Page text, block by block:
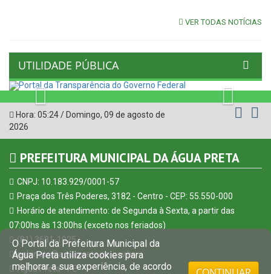
VER TODAS NOTÍCIAS
UTILIDADE PÚBLICA
Previous
Next
Hora: 05:24/ Domingo, 09 de agosto de
2026
PREFEITURA MUNICIPAL DA ÁGUA PRETA
CNPJ: 10.183.929/0001-57
Praça dos Três Poderes, 3182 - Centro - CEP: 55.550-000
Horário de atendimento: de Segunda à Sexta, a partir das
07:00hs às 13:00hs (exceto nos feriados)
(81) 3681-1925
gabinete@aguapreta.pe.gov.br
Água Preta - PE
O Portal da Prefeitura Municipal da
Água Preta utiliza cookies para
melhorar a sua experiência, de acordo